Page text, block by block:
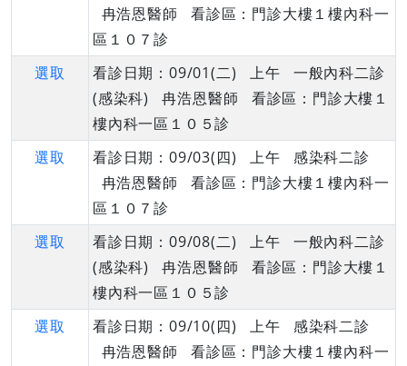
冉浩恩醫師 看診區：門診大樓１樓內科一
區１０７診
選取
看診日期：09/01(二) 上午 一般內科二診
(感染科) 冉浩恩醫師 看診區：門診大樓１
樓內科一區１０５診
選取
看診日期：09/03(四) 上午 感染科二診
冉浩恩醫師 看診區：門診大樓１樓內科一
區１０７診
選取
看診日期：09/08(二) 上午 一般內科二診
(感染科) 冉浩恩醫師 看診區：門診大樓１
樓內科一區１０５診
選取
看診日期：09/10(四) 上午 感染科二診
冉浩恩醫師 看診區：門診大樓１樓內科一